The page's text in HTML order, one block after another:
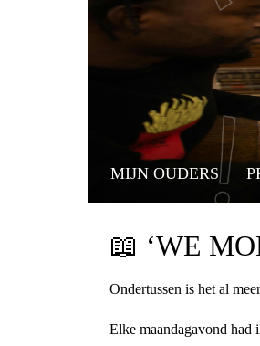
MIJN OUDERS
📖 ‘WE
Ondertussen is het al
Elke maandagavond had